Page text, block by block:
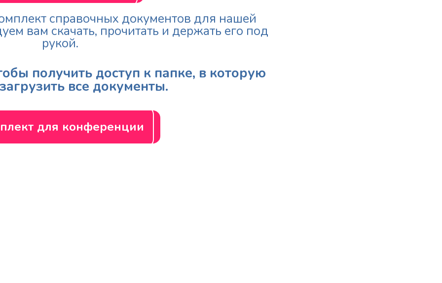
справочных документов для нашей
вам скачать, прочитать и держать его под
рукой.
получить доступ к папке, в которую
все документы.
для конференции